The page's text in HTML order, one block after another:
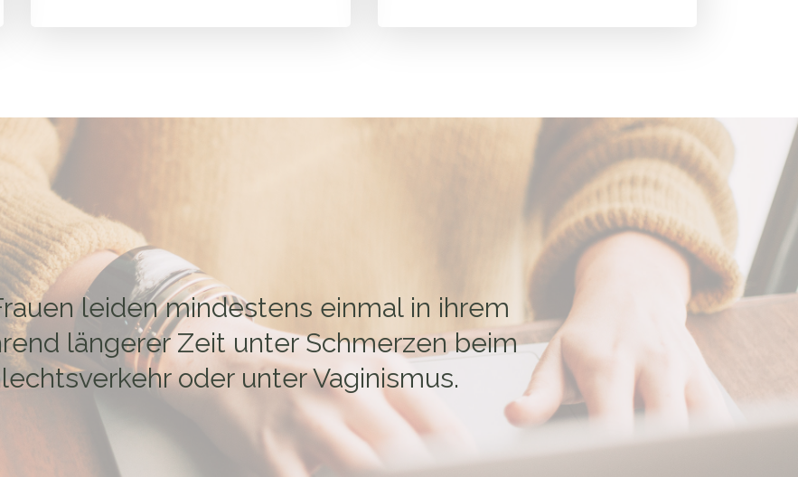
leiden mindestens einmal in ihrem
längerer Zeit unter Schmerzen beim
oder unter Vaginismus.